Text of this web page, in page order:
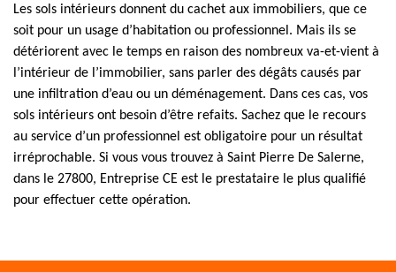
Les sols intérieurs donnent du cachet aux immobiliers, que ce
soit pour un usage d’habitation ou professionnel. Mais ils se
détériorent avec le temps en raison des nombreux va-et-vient à
l’intérieur de l’immobilier, sans parler des dégâts causés par
une infiltration d’eau ou un déménagement. Dans ces cas, vos
sols intérieurs ont besoin d’être refaits. Sachez que le recours
au service d’un professionnel est obligatoire pour un résultat
irréprochable. Si vous vous trouvez à Saint Pierre De Salerne,
dans le 27800, Entreprise CE est le prestataire le plus qualifié
pour effectuer cette opération.